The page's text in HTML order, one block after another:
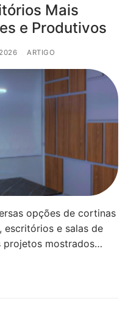
Mais
e Produtivos
ARTIGO
opções de cortinas
escritórios e salas de
projetos mostrados…